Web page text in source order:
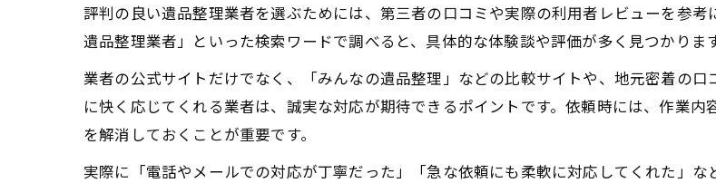
評判の良い遺品整理業者を選ぶためには、第三者の口コミや実際の利用者レビューを参
遺品整理業者」といった検索ワードで調べると、具体的な体験談や評価が多く見つかります
業者の公式サイトだけでなく、「みんなの遺品整理」などの比較サイトや、地元密着の
に快く応じてくれる業者は、誠実な対応が期待できるポイントです。依頼時には、作業
を解消しておくことが重要です。
実際に「電話やメールでの対応が丁寧だった」「急な依頼にも柔軟に対応してくれた」